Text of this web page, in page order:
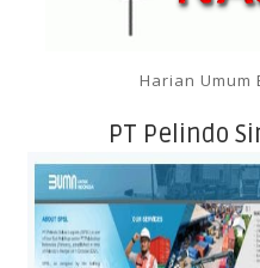
Harian
PT Pelindo